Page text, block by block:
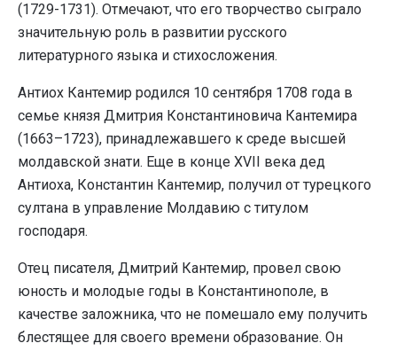
(1729-1731). Отмечают, что его творчество сыграло
значительную роль в развитии русского
литературного языка и стихосложения.
Антиох Кантемир родился 10 сентября 1708 года в
семье князя Дмитрия Константиновича Кантемира
(1663–1723), принадлежавшего к среде высшей
молдавской знати. Еще в конце XVII века дед
Антиоха, Константин Кантемир, получил от турецкого
султана в управление Молдавию с титулом
господаря.
Отец писателя, Дмитрий Кантемир, провел свою
юность и молодые годы в Константинополе, в
качестве заложника, что не помешало ему получить
блестящее для своего времени образование. Он